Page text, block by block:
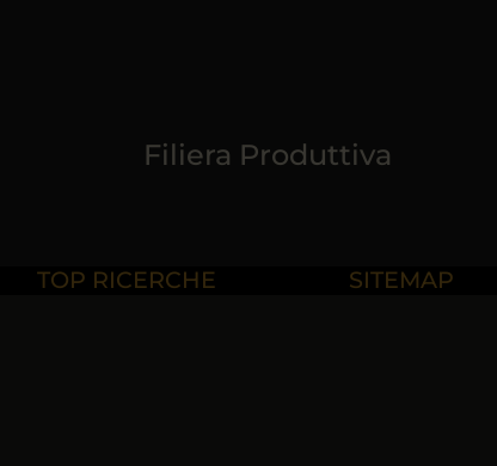
Filiera Produttiva
TOP RICERCHE SITEMAP